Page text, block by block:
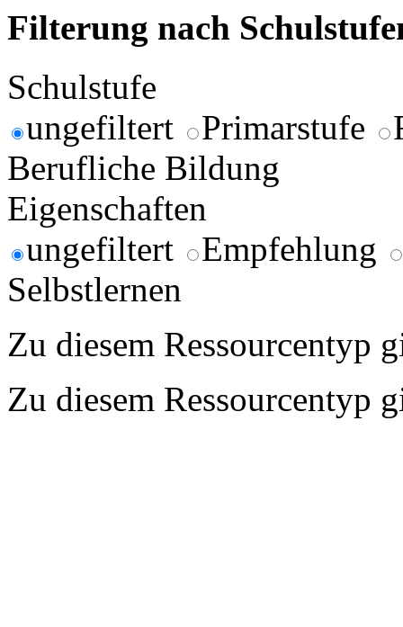
Filterung nach
Schulstufe
ungefiltert
Primarstufe
Berufliche Bildung
Eigenschaften
ungefiltert
Empfehlung
Selbstlernen
Zu diesem Ressourcentyp
Zu diesem Ressourcentyp